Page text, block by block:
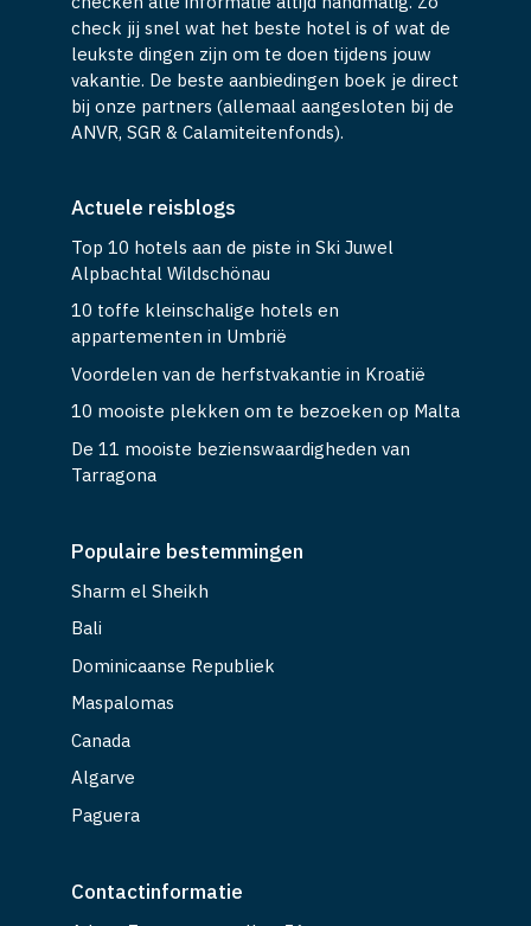
check jij snel wat het beste hotel is of wat de
leukste dingen zijn om te doen tijdens jouw
vakantie. De beste aanbiedingen boek je direct
bij onze partners (allemaal aangesloten bij de
ANVR, SGR & Calamiteitenfonds).
Actuele reisblogs
Top 10 hotels aan de piste in Ski Juwel
Alpbachtal Wildschönau
10 toffe kleinschalige hotels en
appartementen in Umbrië
Voordelen van de herfstvakantie in Kroatië
10 mooiste plekken om te bezoeken op Malta
De 11 mooiste bezienswaardigheden van
Tarragona
Populaire bestemmingen
Sharm el Sheikh
Bali
Dominicaanse Republiek
Maspalomas
Canada
Algarve
Paguera
Contactinformatie